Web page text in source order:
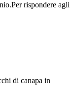
rispondere agli
di canapa in